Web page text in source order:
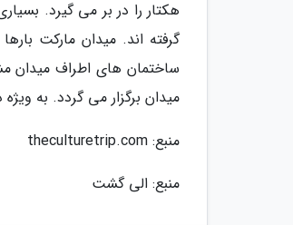
هکتار را در بر می گیرد.
گرفته اند. میدان مارکت
ساختمان های اطراف میدان
میدان برگزار می گردد. به
منبع: theculturetrip.com
منبع: الی گشت